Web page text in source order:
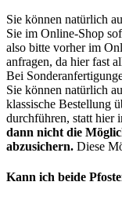
Sie können natürlich
Sie im Online-Shop
also bitte vorher im
anfragen, da hier fast
Bei
Sie können natürlich
klassische Bestellung
durchführen, statt hier
dann nicht die
abzusichern. Diese
Kann ich beide